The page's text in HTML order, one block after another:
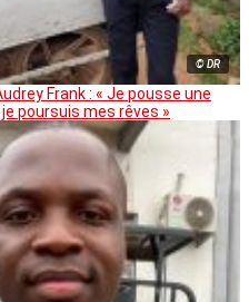
© DR
Frank : « Je pousse une
poursuis mes rêves »